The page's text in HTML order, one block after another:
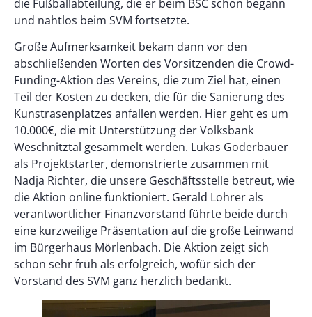
die Fußballabteilung, die er beim BSC schon begann
und nahtlos beim SVM fortsetzte.
Große Aufmerksamkeit bekam dann vor den
abschließenden Worten des Vorsitzenden die Crowd-
Funding-Aktion des Vereins, die zum Ziel hat, einen
Teil der Kosten zu decken, die für die Sanierung des
Kunstrasenplatzes anfallen werden. Hier geht es um
10.000€, die mit Unterstützung der Volksbank
Weschnitztal gesammelt werden. Lukas Goderbauer
als Projektstarter, demonstrierte zusammen mit
Nadja Richter, die unsere Geschäftsstelle betreut, wie
die Aktion online funktioniert. Gerald Lohrer als
verantwortlicher Finanzvorstand führte beide durch
eine kurzweilige Präsentation auf die große Leinwand
im Bürgerhaus Mörlenbach. Die Aktion zeigt sich
schon sehr früh als erfolgreich, wofür sich der
Vorstand des SVM ganz herzlich bedankt.